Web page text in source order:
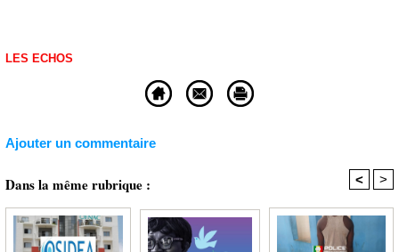
LES ECHOS
Ajouter un commentaire
Dans la même rubrique : < >